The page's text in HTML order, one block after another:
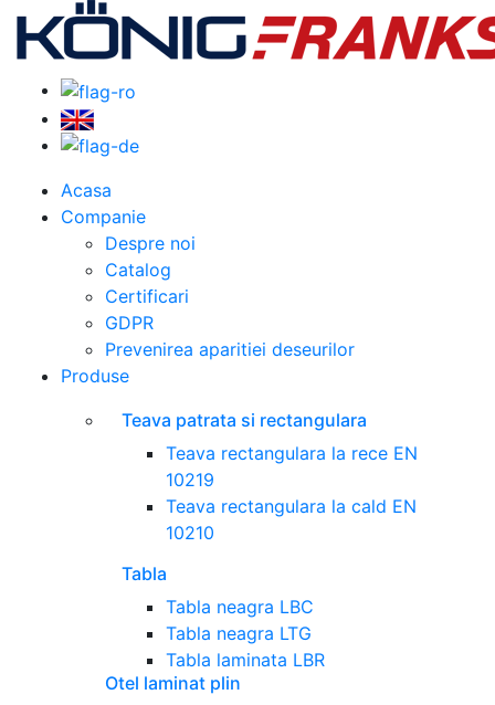
Acasa
Companie
Despre noi
Catalog
Certificari
GDPR
Prevenirea aparitiei deseurilor
Produse
Teava patrata si rectangulara
Teava rectangulara la rece EN
10219
Teava rectangulara la cald EN
10210
Tabla
Tabla neagra LBC
Tabla neagra LTG
Tabla laminata LBR
Otel laminat plin